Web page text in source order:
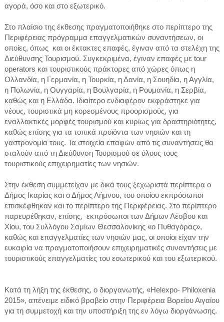
αγορά, όσο και στο εξωτερικό.
Στο πλαίσιο της έκθεσης πραγματοποιήθηκε στο περίπτερο της
Περιφέρειας πρόγραμμα επαγγελματικών συναντήσεων, οι
οποίες, όπως και οι έκτακτες επαφές, έγιναν από τα στελέχη της
Διεύθυνσης Τουρισμού. Συγκεκριμένα, έγιναν επαφές με tour
operators και τουριστικούς πράκτορες από χώρες όπως η
Ολλανδία, η Γερμανία, η Τουρκία, η Δανία, η Σουηδία, η Αγγλία,
η Πολωνία, η Ουγγαρία, η Βουλγαρία, η Ρουμανία, η Σερβία,
καθώς και η Ελλάδα. Ιδιαίτερο ενδιαφέρον εκφράστηκε για
νέους, τουριστικά μη κορεσμένους προορισμούς, για
εναλλακτικές μορφές τουρισμού και κυρίως για δραστηριότητες,
καθώς επίσης για τα τοπικά προϊόντα των νησιών και τη
γαστρονομία τους. Τα στοιχεία επαφών από τις συναντήσεις θα
σταλούν από τη Διεύθυνση Τουρισμού σε όλους τους
τουριστικούς επιχειρηματίες των νησιών.
Στην έκθεση συμμετείχαν με δικά τους ξεχωριστά περίπτερα ο
Δήμος Ικαρίας και ο Δήμος Λήμνου, του οποίου εκπρόσωποι
επισκέφθηκαν και το περίπτερο της Περιφέρειας. Στο περίπτερο
παρευρέθηκαν, επίσης, εκπρόσωποι των Δήμων Λέσβου και
Χίου, του Συλλόγου Σαμίων Θεσσαλονίκης «ο Πυθαγόρας»,
καθώς και επαγγελματίες των νησιών μας, οι οποίοι είχαν την
ευκαιρία να πραγματοποιήσουν επιχειρηματικές συναντήσεις με
τουριστικούς επαγγελματίες του εσωτερικού και του εξωτερικού.
Κατά τη λήξη της έκθεσης, ο διοργανωτής, «Helexpo- Philoxenia
2015», απένειμε ειδικό βραβείο στην Περιφέρεια Βορείου Αιγαίου
για τη συμμετοχή και την υποστήριξη της εν λόγω διοργάνωσης.